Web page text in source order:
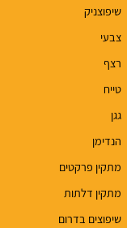
שיפוצניק
צבעי
רצף
טייח
גגן
הנדימן
מתקין פרקטים
מתקין דלתות
שיפוצים בדרום